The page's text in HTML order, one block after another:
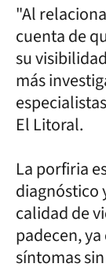
"Al
cuenta de
su
más
El Litoral.
La porfiria
diagnóstico
calidad de
padecen,
síntomas